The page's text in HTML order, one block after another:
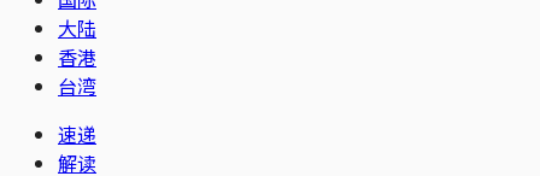
大陆
香港
台湾
速递
解读